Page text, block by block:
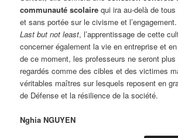
communauté scolaire qui ira au-delà de
et sans portée sur le civisme et l’engagement.
Last but not least, l’apprentissage de cette
concerner également la vie en entreprise et
de ce moment, les professeurs ne seront plus
regardés comme des cibles et des victimes
véritables maîtres sur lesquels reposent en
de Défense et la résilience de la société.
Nghia NGUYEN